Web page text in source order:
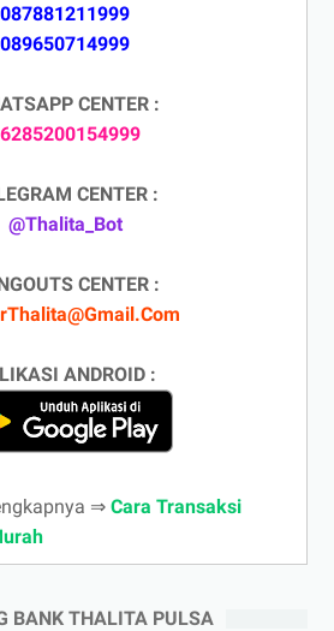
087881211999
089650714999
CENTER :
CENTER :
@Thalita_Bot
CENTER :
ANDROID :
⇒ Cara Transaksi
BANK THALITA PULSA